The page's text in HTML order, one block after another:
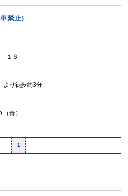
禁止）
１６
より徒歩約3分
青）
1